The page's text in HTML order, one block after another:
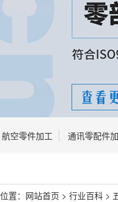
航空零件加工 通讯零配件
置： 网站首页 > 行业百科 >